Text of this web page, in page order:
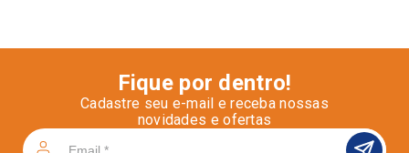
Fique por dentro!
Cadastre seu e-mail e receba nossas
novidades e ofertas